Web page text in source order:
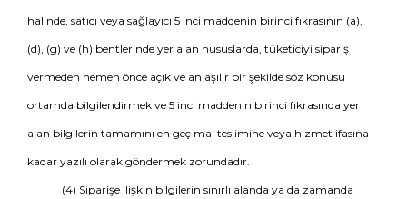
halinde, satıcı veya sağlayıcı 5 inci maddenin birinci fıkrasının (a),
(d), (g) ve (h) bentlerinde yer alan hususlarda, tüketiciyi sipariş
vermeden hemen önce açık ve anlaşılır bir şekilde söz konusu
ortamda bilgilendirmek ve 5 inci maddenin birinci fıkrasında yer
alan bilgilerin tamamını en geç mal teslimine veya hizmet ifasına
kadar yazılı olarak göndermek zorundadır.
(4) Siparişe ilişkin bilgilerin sınırlı alanda ya da zamanda